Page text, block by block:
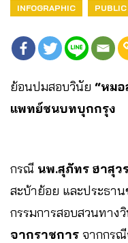
INFOGRAPHIC PUBLIC
ย้อนปมสอบวินัย “หม
แพทย์ชนบทบุกกรุง
กรณี นพ.สุภัทร ฮาสุว
สะบ้าย้อย และประธา
กรรมการสอบสวนทาง
จากราชการ จากกรณี